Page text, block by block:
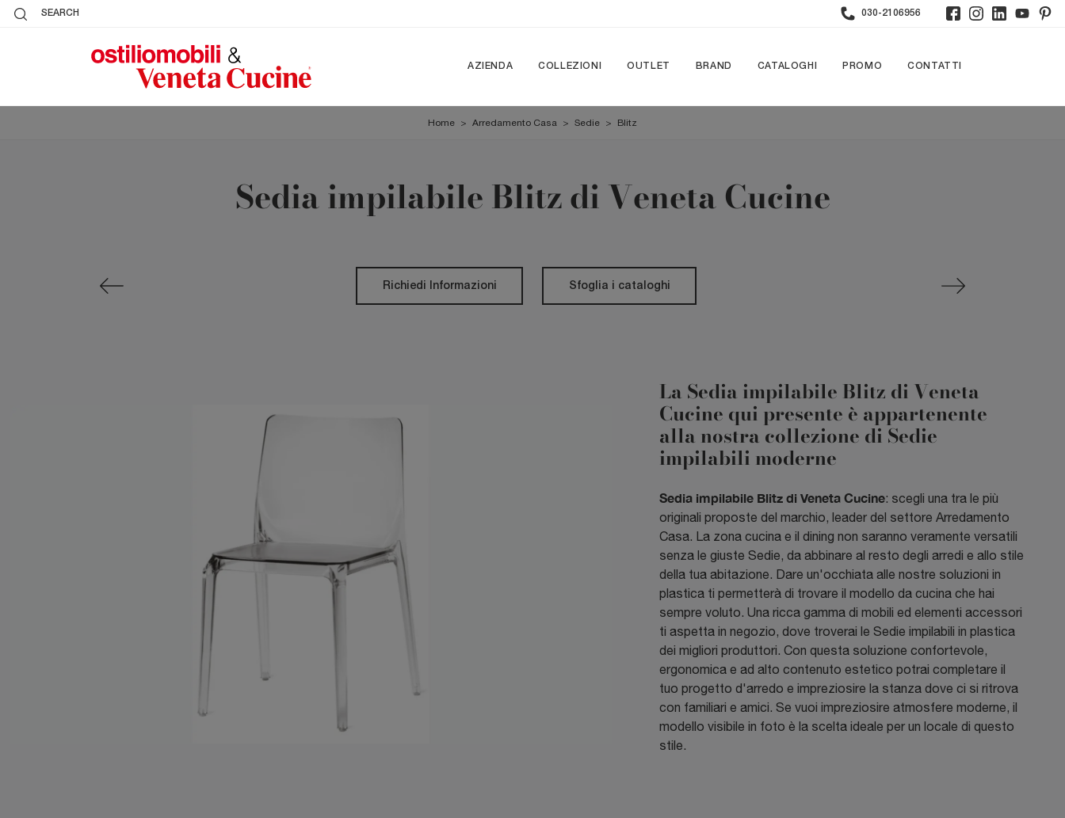
SEARCH 030-2106956
AZIENDA COLLEZIONI OUTLET BRAND CATALOGHI PROMO CONTATTI
Home > Arredamento Casa > Sedie > Blitz
Sedia impilabile Blitz di Veneta Cucine
Richiedi Informazioni Sfoglia i cataloghi
La Sedia impilabile Blitz di Veneta
Cucine qui presente è appartenente
alla nostra collezione di Sedie
impilabili moderne
Sedia impilabile Blitz di Veneta Cucine: scegli una tra le più
originali proposte del marchio, leader del settore Arredamento
Casa. La zona cucina e il dining non saranno veramente versatili
senza le giuste Sedie, da abbinare al resto degli arredi e allo stile
della tua abitazione. Dare un'occhiata alle nostre soluzioni in
plastica ti permetterà di trovare il modello da cucina che hai
sempre voluto. Una ricca gamma di mobili ed elementi accessori
ti aspetta in negozio, dove troverai le Sedie impilabili in plastica
dei migliori produttori. Con questa soluzione confortevole,
ergonomica e ad alto contenuto estetico potrai completare il
tuo progetto d'arredo e impreziosire la stanza dove ci si ritrova
con familiari e amici. Se vuoi impreziosire atmosfere moderne, il
modello visibile in foto è la scelta ideale per un locale di questo
stile.